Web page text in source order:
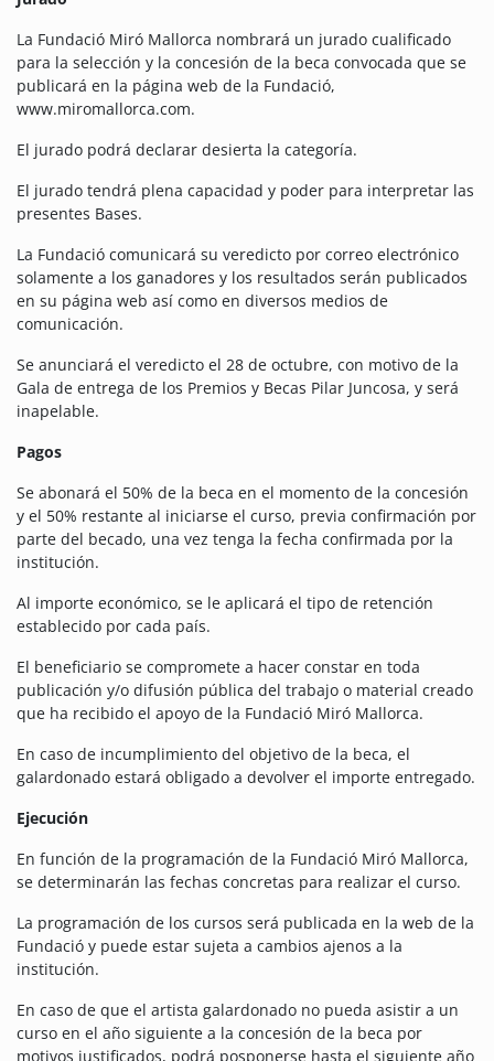
La Fundació Miró Mallorca nombrará un jurado cualificado
para la selección y la concesión de la beca convocada que se
publicará en la página web de la Fundació,
www.miromallorca.com.
El jurado podrá declarar desierta la categoría.
El jurado tendrá plena capacidad y poder para interpretar las
presentes Bases.
La Fundació comunicará su veredicto por correo electrónico
solamente a los ganadores y los resultados serán publicados
en su página web así como en diversos medios de
comunicación.
Se anunciará el veredicto el 28 de octubre, con motivo de la
Gala de entrega de los Premios y Becas Pilar Juncosa, y será
inapelable.
Pagos
Se abonará el 50% de la beca en el momento de la concesión
y el 50% restante al iniciarse el curso, previa confirmación por
parte del becado, una vez tenga la fecha confirmada por la
institución.
Al importe económico, se le aplicará el tipo de retención
establecido por cada país.
El beneficiario se compromete a hacer constar en toda
publicación y/o difusión pública del trabajo o material creado
que ha recibido el apoyo de la Fundació Miró Mallorca.
En caso de incumplimiento del objetivo de la beca, el
galardonado estará obligado a devolver el importe entregado.
Ejecución
En función de la programación de la Fundació Miró Mallorca,
se determinarán las fechas concretas para realizar el curso.
La programación de los cursos será publicada en la web de la
Fundació y puede estar sujeta a cambios ajenos a la
institución.
En caso de que el artista galardonado no pueda asistir a un
curso en el año siguiente a la concesión de la beca por
motivos justificados, podrá posponerse hasta el siguiente año